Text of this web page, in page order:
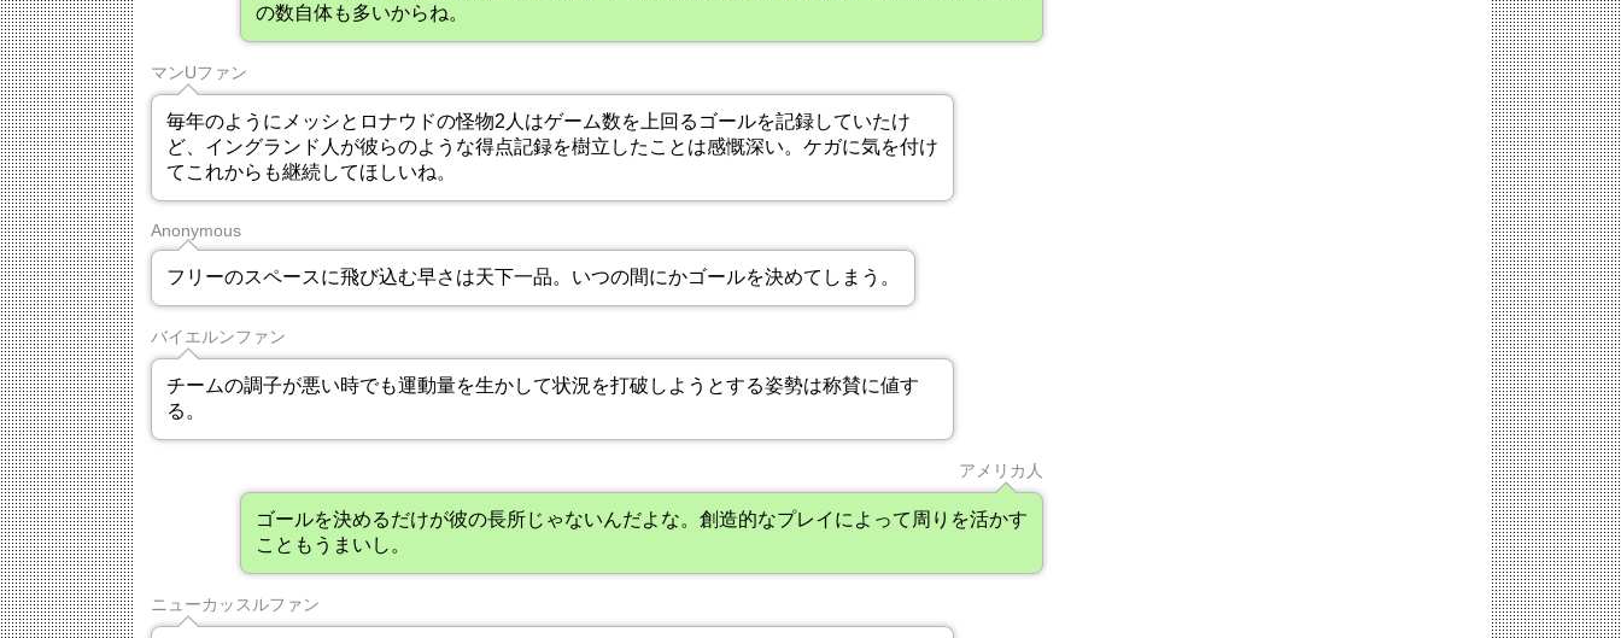
の数自体も多いからね。
マンUファン
毎年のようにメッシとロナウドの怪物2人はゲーム数を上回るゴールを記録していたけ
ど、イングランド人が彼らのような得点記録を樹立したことは感慨深い。ケガに気を付け
てこれからも継続してほしいね。
Anonymous
フリーのスペースに飛び込む早さは天下一品。いつの間にかゴールを決めてしまう。
バイエルンファン
チームの調子が悪い時でも運動量を生かして状況を打破しようとする姿勢は称賛に値す
る。
アメリカ人
ゴールを決めるだけが彼の長所じゃないんだよな。創造的なプレイによって周りを活かす
こともうまいし。
ニューカッスルファン